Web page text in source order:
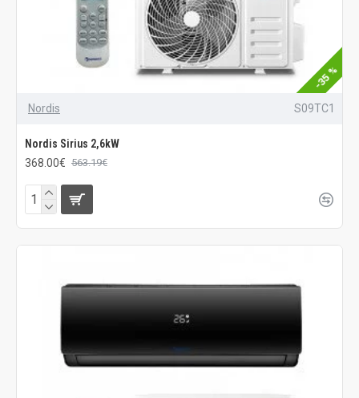
-35 %
Nordis S09TC1
Nordis Sirius 2,6kW
368.00€ 563.19€